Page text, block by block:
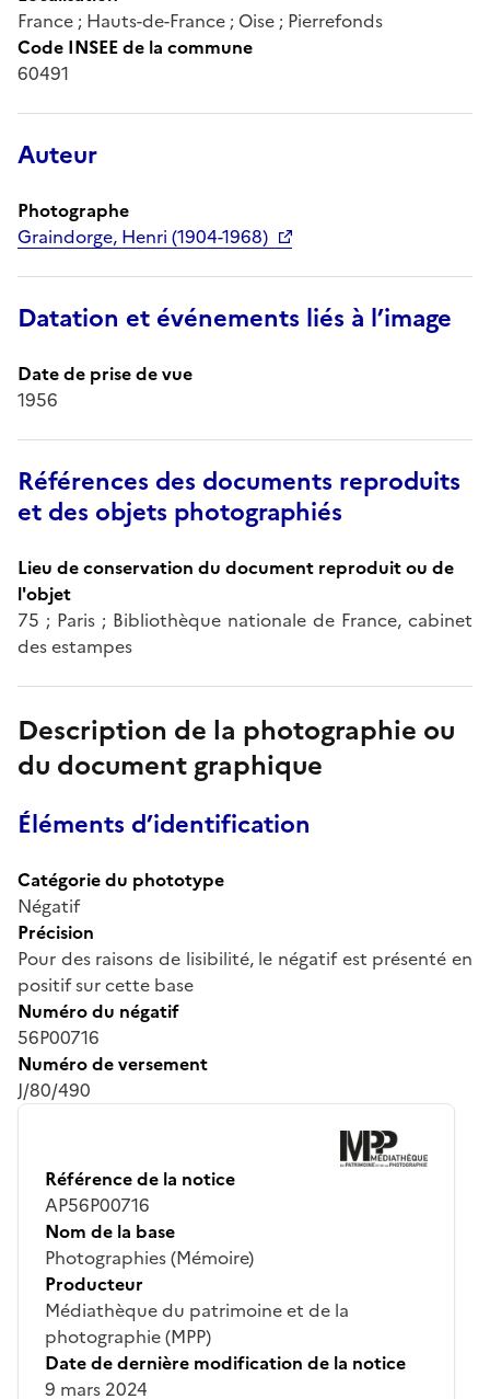
France ; Hauts-de-France ; Oise ; Pierrefonds
Code INSEE de la commune
60491
Auteur
Photographe
Graindorge, Henri (1904-1968)
Datation et événements liés à l’image
Date de prise de vue
1956
Références des documents reproduits
et des objets photographiés
Lieu de conservation du document reproduit ou de
l'objet
75 ; Paris ; Bibliothèque nationale de France, cabinet
des estampes
Description de la photographie ou
du document graphique
Éléments d’identification
Catégorie du phototype
Négatif
Précision
Pour des raisons de lisibilité, le négatif est présenté en
positif sur cette base
Numéro du négatif
56P00716
Numéro de versement
J/80/490
Référence de la notice
AP56P00716
Nom de la base
Photographies (Mémoire)
Producteur
Médiathèque du patrimoine et de la
photographie (MPP)
Date de dernière modification de la notice
9 mars 2024